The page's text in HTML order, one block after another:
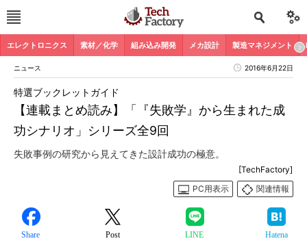
エレクトロニクス 素材／化学 組み込み開発 メカ設計 製造マネジメント
ニュース 2016年6月22日
【連載まとめ読み】「『失敗学』から生まれた成
功シナリオ」シリーズ全9回
特選ブックレットガイド
失敗事例の研究から見えてきた設計成功の極意。
[TechFactory]
PC用表示
関連情報
Share Post LINE Hatena